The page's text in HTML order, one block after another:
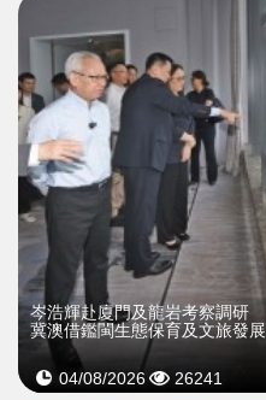
岑浩輝赴廈門及龍岩考察調研
冀澳借鑑閩生態保育及文旅發展
04/08/2026 26241